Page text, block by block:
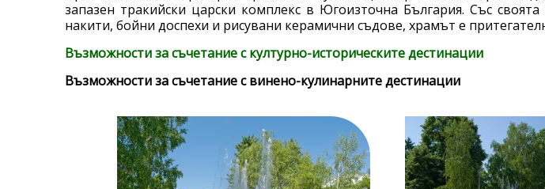
запазен тракийски царски комплекс в Югоизточна България. Със
накити, бойни доспехи и рисувани керамични съдове, храмът е
Възможности за съчетание с културно-историческите дестинации
Възможности за съчетание с винено-кулинарните дестинации